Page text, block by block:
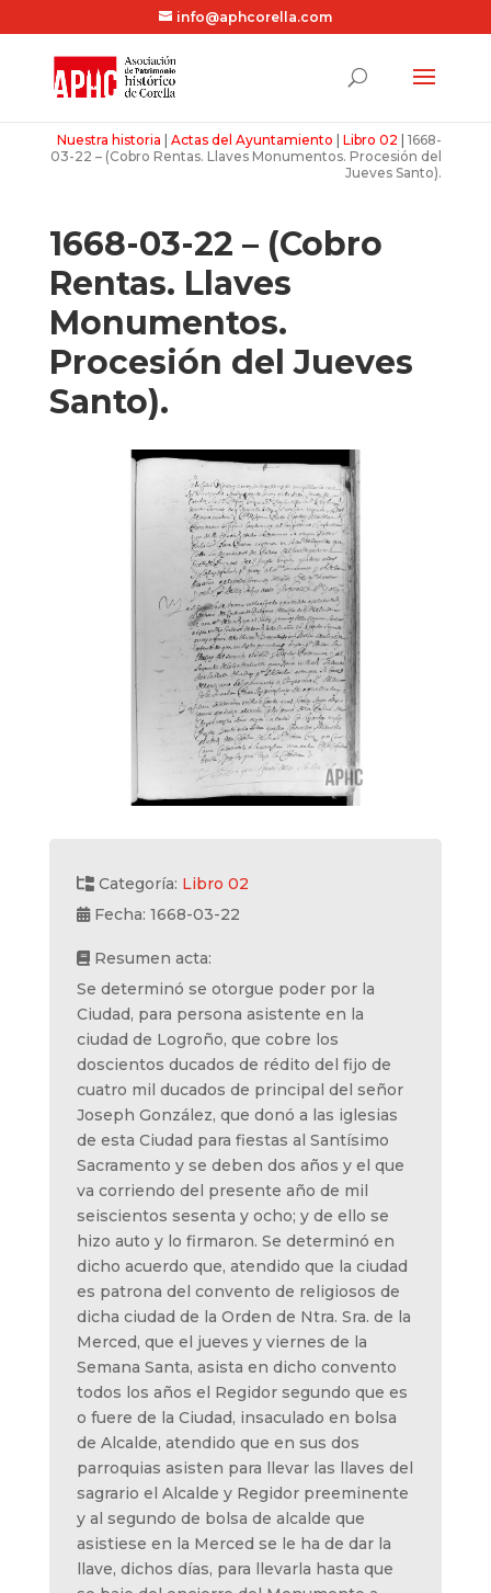
info@aphcorella.com
Nuestra historia |Actas del Ayuntamiento |Libro 02 |1668-
03-22 – (Cobro Rentas. Llaves Monumentos. Procesión del
Jueves Santo).
1668-03-22 – (Cobro
Rentas. Llaves
Monumentos.
Procesión del Jueves
Santo).
Categoría: Libro 02
Fecha: 1668-03-22
Resumen acta:
Se determinó se otorgue poder por la
Ciudad, para persona asistente en la
ciudad de Logroño, que cobre los
doscientos ducados de rédito del fijo de
cuatro mil ducados de principal del señor
Joseph González, que donó a las iglesias
de esta Ciudad para fiestas al Santísimo
Sacramento y se deben dos años y el que
va corriendo del presente año de mil
seiscientos sesenta y ocho; y de ello se
hizo auto y lo firmaron. Se determinó en
dicho acuerdo que, atendido que la ciudad
es patrona del convento de religiosos de
dicha ciudad de la Orden de Ntra. Sra. de la
Merced, que el jueves y viernes de la
Semana Santa, asista en dicho convento
todos los años el Regidor segundo que es
o fuere de la Ciudad, insaculado en bolsa
de Alcalde, atendido que en sus dos
parroquias asisten para llevar las llaves del
sagrario el Alcalde y Regidor preeminente
y al segundo de bolsa de alcalde que
asistiese en la Merced se le ha de dar la
llave, dichos días, para llevarla hasta que